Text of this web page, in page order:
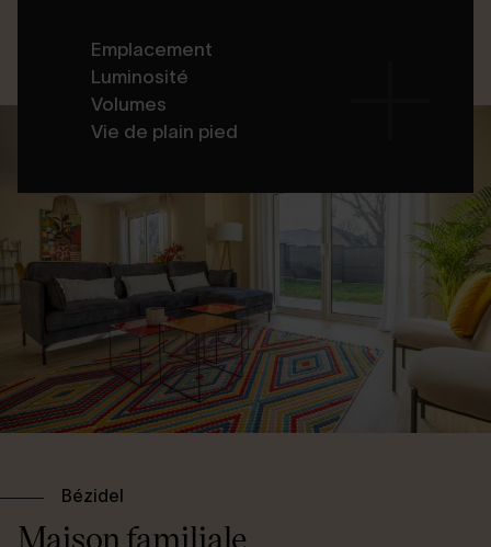
Emplacement
Luminosité
Volumes
Vie de plain pied
Bézidel
Maison familiale